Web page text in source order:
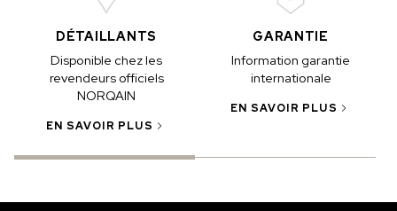
DÉTAILLANTS
Disponible chez les
revendeurs officiels
NORQAIN
EN SAVOIR PLUS
GARANTIE
Information garantie
internationale
EN SAVOIR PLUS